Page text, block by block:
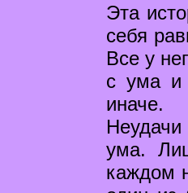
Эта
себя
Все у
с ума и
иначе.
ума.
каждом